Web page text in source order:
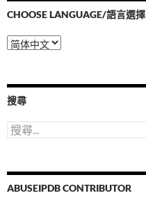
CHOOSE LANGUAGE/語言選擇
Choose
Language/
選
擇
搜尋
搜
尋
字:
ABUSEIPDB CONTRIBUTOR